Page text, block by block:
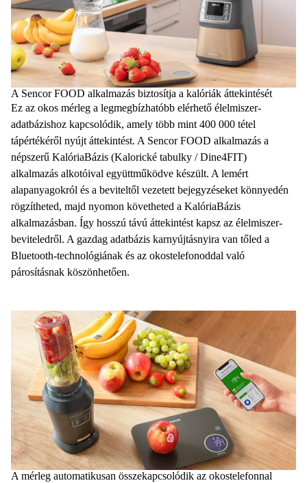
A Sencor FOOD alkalmazás biztosítja a kalóriák áttekintését
Ez az okos mérleg a legmegbízhatóbb elérhető élelmiszer-
adatbázishoz kapcsolódik, amely több mint 400 000 tétel
tápértékéről nyújt áttekintést. A Sencor FOOD alkalmazás a
népszerű KalóriaBázis (Kalorické tabulky / Dine4FIT)
alkalmazás alkotóival együttműködve készült. A lemért
alapanyagokról és a beviteltől vezetett bejegyzéseket könnyedén
rögzítheted, majd nyomon követheted a KalóriaBázis
alkalmazásban. Így hosszú távú áttekintést kapsz az élelmiszer-
beviteledről. A gazdag adatbázis karnyújtásnyira van tőled a
Bluetooth-technológiának és az okostelefonoddal való
párosításnak köszönhetően.
A mérleg automatikusan összekapcsolódik az okostelefonnal